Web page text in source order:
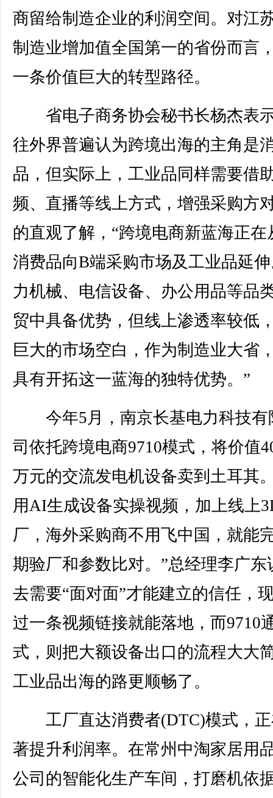
商留给制造企业的利润空间。对江
制造业增加值全国第一的省份而言
一条价值巨大的转型路径。
省电子商务协会秘书长杨杰表
往外界普遍认为跨境出海的主角是
品，但实际上，工业品同样需要借
频、直播等线上方式，增强采购方
的直观了解，“跨境电商新蓝海正在
消费品向B端采购市场及工业品延
力机械、电信设备、办公用品等品
贸中具备优势，但线上渗透率较低
巨大的市场空白，作为制造业大省
具有开拓这一蓝海的独特优势。”
今年5月，南京长基电力科技有
司依托跨境电商9710模式，将价值
万元的交流发电机设备卖到土耳其
用AI生成设备实操视频，加上线上
厂，海外采购商不用飞中国，就能
期验厂和参数比对。”总经理李广东
去需要“面对面”才能建立的信任，
过一条视频链接就能落地，而9710
式，则把大额设备出口的流程大大
工业品出海的路更顺畅了。
工厂直达消费者(DTC)模式，正
著提升利润率。在常州中淘家居用
公司的智能化生产车间，打磨机依